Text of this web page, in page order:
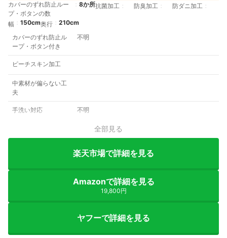
カバーのずれ防止ルー
プ・ボタンの数
8か所抗菌加工 防臭加工 防ダニ加工
幅 150cm奥行
210cm
カバーのずれ防止ル
ープ・ボタン付き
不明
ピーチスキン加工
中素材が偏らない工
夫
手洗い対応 不明
全部見る
楽天市場で詳細を見る
Amazonで詳細を見る
19,800円
ヤフーで詳細を見る